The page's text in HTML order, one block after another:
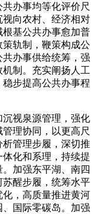
办事均等化评价尺
向农村、经济相对
基公共办事愈加普
轨制，鞭策构成公
办事供给统筹，强
制。充实阐扬人工
步提高公共办事程
视泉源管理，强化
理协同，以更高尺
管理步履，深切推
化和系理，持续提
加强东平湖、南四
醒步履，统筹水平
，高质量推进黄河
国际零碳岛。加强